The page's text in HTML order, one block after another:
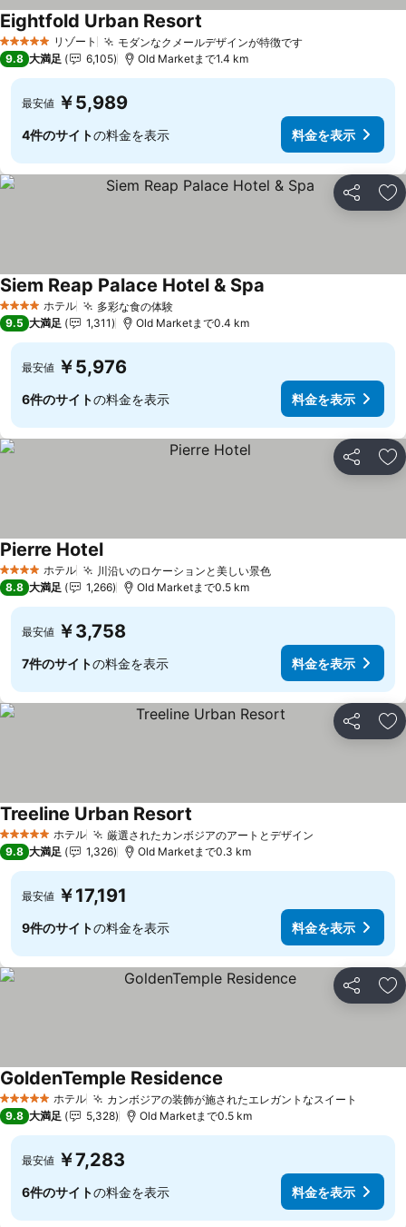
5 ホテルのランク
リゾート モダンなクメールデザインが特徴です料金を表示
Eightfold Urban Resort
9.8 大満足 6,105 Old Marketまで1.4 km
最安値 ￥5,989
4件のサイトの料金を表示 料金を表示
シェア お
4 ホテルのランク
ホテル 多彩な食の体験料金を表示
Siem Reap Palace Hotel & Spa
9.5 大満足 1,311 Old Marketまで0.4 km
最安値 ￥5,976
6件のサイトの料金を表示 料金を表示
シェア お
4 ホテルのランク
ホテル 川沿いのロケーションと美しい景色料金を表示
Pierre Hotel料金を表示
8.8 大満足 1,266 Old Marketまで0.5 km
最安値 ￥3,758
7件のサイトの料金を表示 料金を表示
シェア お
5 ホテルのランク
ホテル 厳選されたカンボジアのアートとデザイン
Treeline Urban Resort
9.8 大満足 1,326 Old Marketまで0.3 km
最安値 ￥17,191
9件のサイトの料金を表示 料金を表示
シェア お
5 ホテルのランク
ホテル カンボジアの装飾が施されたエレガントなスイート
GoldenTemple Residence
9.8 大満足 5,328 Old Marketまで0.5 km
最安値 ￥7,283
6件のサイトの料金を表示 料金を表示